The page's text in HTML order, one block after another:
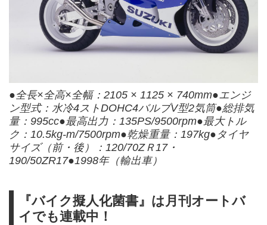
●全長×全高×全幅：2105 × 1125 × 740mm●エンジ
ン型式：水冷4ストDOHC4バルブV型2気筒●総排気
量：995cc●最高出力：135PS/9500rpm●最大トル
ク：10.5kg-m/7500rpm●乾燥重量：197kg●タイヤ
サイズ（前・後）：120/70ZＲ17・
190/50ZR17●1998年（輸出車）
『バイク擬人化菌書』は月刊オートバ
イでも連載中！